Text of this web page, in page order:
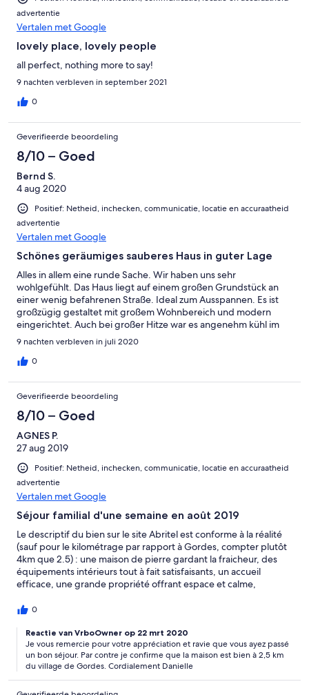
advertentie
Vertalen met Google
lovely place, lovely people
all perfect, nothing more to say!
9 nachten verbleven in september 2021
0
Geverifieerde beoordeling
8/10 – Goed
Bernd S.
4 aug 2020
Positief: Netheid, inchecken, communicatie, locatie en accuraatheid
advertentie
Vertalen met Google
Schönes geräumiges sauberes Haus in guter Lage
Alles in allem eine runde Sache. Wir haben uns sehr
wohlgefühlt. Das Haus liegt auf einem großen Grundstück an
einer wenig befahrenen Straße. Ideal zum Ausspannen. Es ist
großzügig gestaltet mit großem Wohnbereich und modern
eingerichtet. Auch bei großer Hitze war es angenehm kühl im
Haus. Die Betten sind sehr bequem, was nicht
selbstverständlich ist. Die Vermieter sind sehr freundlich und
geben Tipps.
9 nachten verbleven in juli 2020
0
Geverifieerde beoordeling
8/10 – Goed
AGNES P.
27 aug 2019
Positief: Netheid, inchecken, communicatie, locatie en accuraatheid
advertentie
Vertalen met Google
Séjour familial d'une semaine en août 2019
Le descriptif du bien sur le site Abritel est conforme à la réalité
(sauf pour le kilométrage par rapport à Gordes, compter plutôt
4km que 2.5) : une maison de pierre gardant la fraicheur, des
équipements intérieurs tout à fait satisfaisants, un accueil
efficace, une grande propriété offrant espace et calme,
de sites intéressants à découvrir dans les environs sans faire trop
séjour agréable.
0
Reactie van VrboOwner op 22 mrt 2020
Je vous remercie pour votre appréciation et ravie que vous ayez passé
un bon séjour. Par contre je confirme que la maison est bien à 2,5 km
du village de Gordes. Cordialement Danielle